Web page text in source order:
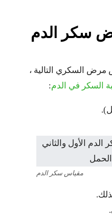
سكر الدم
السكري التالية ،
السكر في الدم:
مقياس سكر الدم